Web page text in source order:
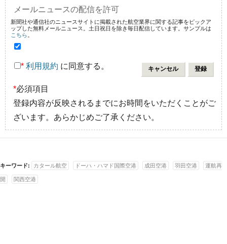
メールニュースの配信を許可
新聞社や通信社のニュースサイトに掲載された航空業界に関する記事をピックア
ップした無料メールニュース。土日祝日を除き毎日配信しています。サンプルは
こちら
* 利用規約 に同意する。
*必須項目
登録内容が反映されるまでにお時間をいただくことがご
ざいます。あらかじめご了承ください。
キーワード: カタール航空 ドーハ・ハマド国際空港 成田空港 羽田空港 運航再
開 関西空港